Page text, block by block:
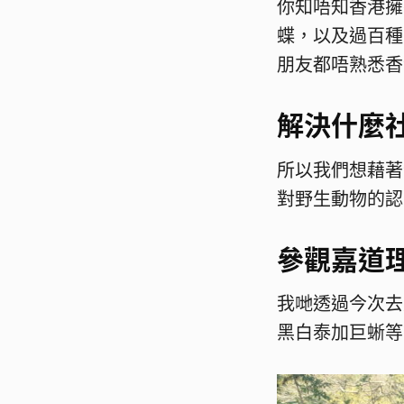
你知唔知香港
蝶，以及過百
朋友都唔熟悉
解決什麼
所以我們想藉
對野生動物的
參觀嘉道
我哋透過今次
黑白泰加巨蜥